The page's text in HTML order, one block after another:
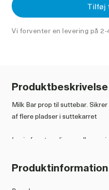
Tilføj
Vi forventer en levering på
Produktbeskrivelse
Milk Bar prop til suttebar.
af flere pladser i suttekarret
Login for at se dine
MILK BAR
Produktinformation